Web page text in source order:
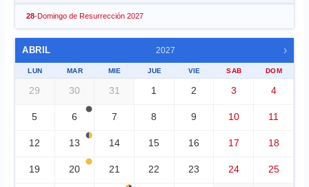
28-Domingo de Resurrección 2027
ABRIL 2027 ›
LUN MAR MIE JUE VIE SAB DOM
29 30 31 1 2 3 4
5 6 7 8 9 10 11
12 13 14 15 16 17 18
19 20 21 22 23 24 25